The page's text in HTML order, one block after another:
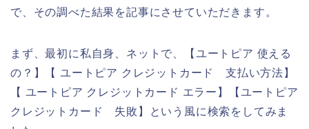
で、その調べた結果を記事にさせていただきます。
まず、最初に私自身、ネットで、【ユートピア 使える
の？】【 ユートピア クレジットカード 支払い方法】
【 ユートピア クレジットカード エラー】【ユートピア
クレジットカード 失敗】という風に検索をしてみま